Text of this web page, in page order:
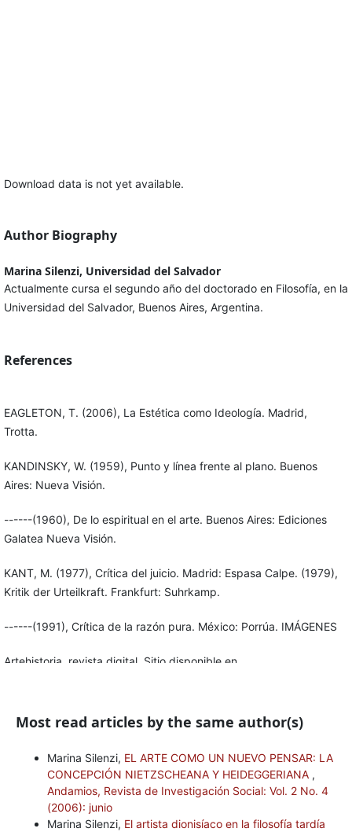
Download data is not yet available.
Author Biography
Marina Silenzi, Universidad del Salvador
Actualmente cursa el segundo año del doctorado en Filosofía, en la
Universidad del Salvador, Buenos Aires, Argentina.
References
EAGLETON, T. (2006), La Estética como Ideología. Madrid,
Trotta.
KANDINSKY, W. (1959), Punto y línea frente al plano. Buenos
Aires: Nueva Visión.
------(1960), De lo espiritual en el arte. Buenos Aires: Ediciones
Galatea Nueva Visión.
KANT, M. (1977), Crítica del juicio. Madrid: Espasa Calpe. (1979),
Kritik der Urteilkraft. Frankfurt: Suhrkamp.
------(1991), Crítica de la razón pura. México: Porrúa. IMÁGENES
Artehistoria, revista digital. Sitio disponible en
Wassily Kandinsky. Maler, Graphiker. Sitio disponible en http://
www.dhm.de/lemo/html/biografien/KandinskyWassily/
Orazio Centaro’s Art Images on the Web. Sitio disponible en
http:// www.ocaiw.com/catalog
Ciudad de la pintura, la mayor pinacoteca virtual. Sitio disponible
Most read articles by the same author(s)
Marina Silenzi, EL ARTE COMO UN NUEVO PENSAR: LA
CONCEPCIÓN NIETZSCHEANA Y HEIDEGGERIANA ,
Andamios, Revista de Investigación Social: Vol. 2 No. 4
(2006): junio
Marina Silenzi, El artista dionisíaco en la filosofía tardía